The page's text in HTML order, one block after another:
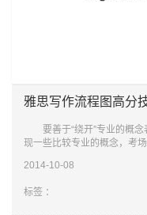
雅思写作流程图高分
要善于“绕开”专业的概
现一些比较专业的概念，考
2014-10-08
标签 ：